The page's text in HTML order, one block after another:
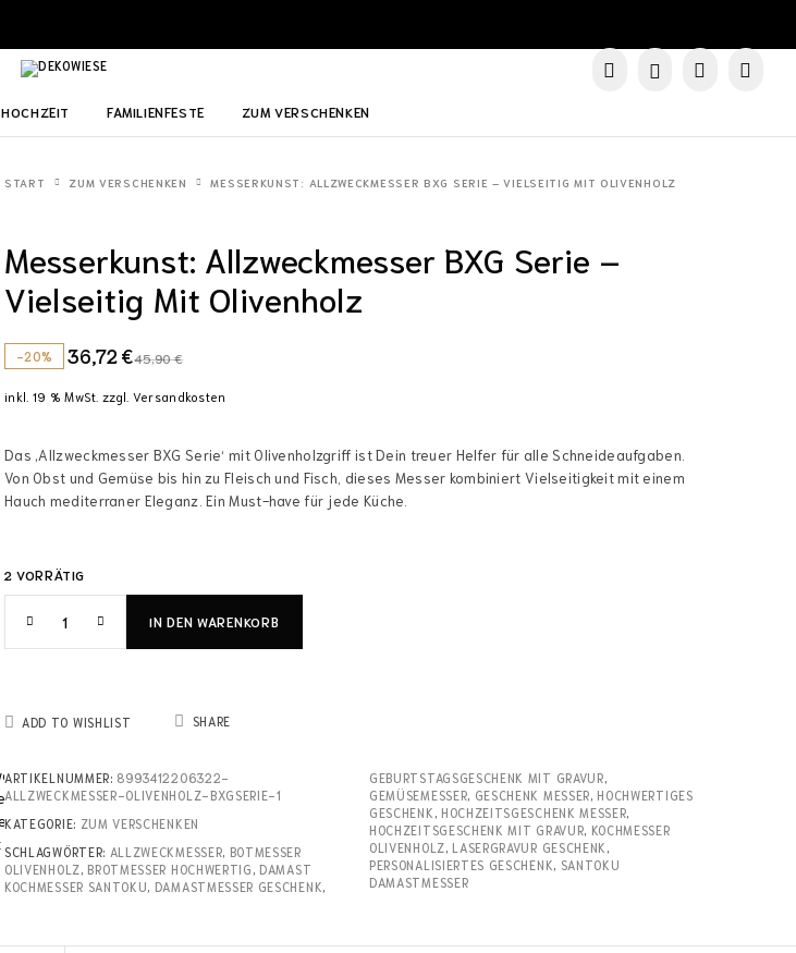
HOCHZEIT FAMILIENFESTE ZUM VERSCHENKEN
START ZUM VERSCHENKEN MESSERKUNST: ALLZWECKMESSER BXG SERIE – VIELSEITIG MIT OLIVENHOLZ
Messerkunst: Allzweckmesser BXG Serie –
Vielseitig Mit Olivenholz
-20% 45,90€
36,72€
Das ‚Allzweckmesser BXG Serie‘ mit Olivenholzgriff ist Dein treuer Helfer für alle Schneideaufgaben.
Von Obst und Gemüse bis hin zu Fleisch und Fisch, dieses Messer kombiniert Vielseitigkeit mit einem
Hauch mediterraner Eleganz. Ein Must-have für jede Küche.
2 VORRÄTIG
IN DEN WARENKORB
ADD TO WISHLIST SHARE
ARTIKELNUMMER: 8993412206322-
ALLZWECKMESSER-OLIVENHOLZ-BXGSERIE-1
KATEGORIE: ZUM VERSCHENKEN
SCHLAGWÖRTER: ALLZWECKMESSER BOTMESSER
OLIVENHOLZ ,BROTMESSER HOCHWERTIG ,DAMAST
KOCHMESSER SANTOKU DAMASTMESSER GESCHENK
GEBURTSTAGSGESCHENK MIT GRAVUR
GEMÜSEMESSER GESCHENK MESSER HOCHWERTIGES
GESCHENK
HOCHZEITSGESCHENK MESSER
HOCHZEITSGESCHENK MIT GRAVUR KOCHMESSER
OLIVENHOLZ LASERGRAVUR GESCHENK
PERSONALISIERTES GESCHENK
SANTOKU
DAMASTMESSER
inkl. 19 % MwSt. zzgl. Versandkosten